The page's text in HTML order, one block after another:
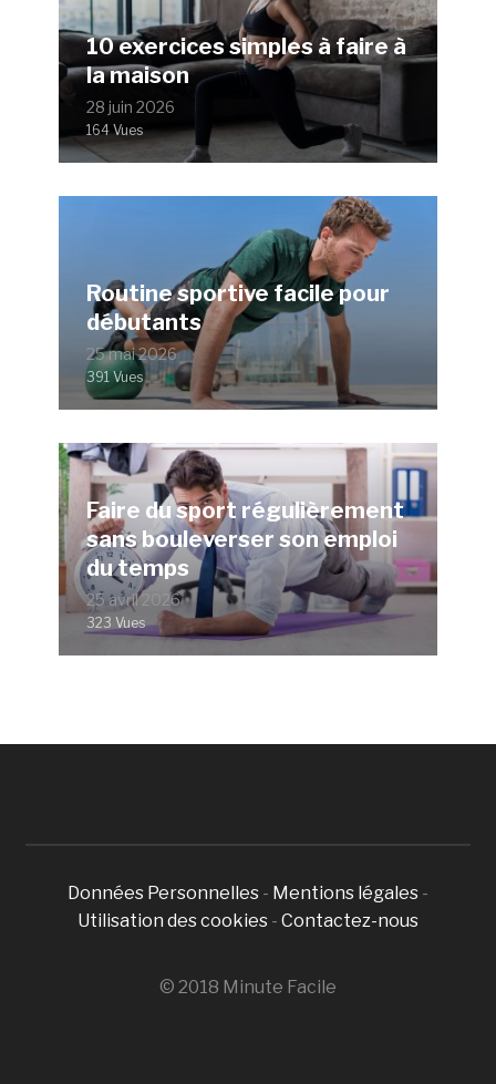
10 exercices simples à faire à
la maison
28 juin 2026
164 Vues
Routine sportive facile pour
débutants
25 mai 2026
391 Vues
Faire du sport régulièrement
sans bouleverser son emploi
du temps
25 avril 2026
323 Vues
Données Personnelles - Mentions légales -
Utilisation des cookies - Contactez-nous
© 2018 Minute Facile